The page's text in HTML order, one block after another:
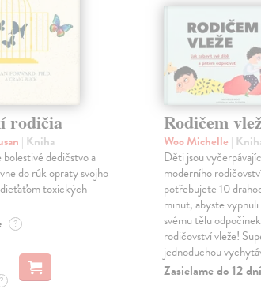
rodičia
| Kniha
dedičstvo a
do rúk opraty svojho
toxických
?
Rodičem
Woo Michelle |
Děti jsou
moderního
potřebujete 10
minut, abyste vypnuli
svému tělu
rodičovství vleže!
jednoduchou
Zasielame do 12 dní